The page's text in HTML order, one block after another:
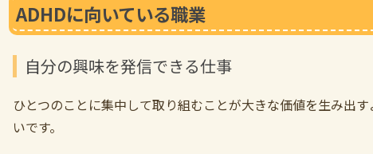
ADHDに向いている職業
自分の興味を発信できる仕事
ひとつのことに集中して取り組むことが大きな価値を生み出
いです。